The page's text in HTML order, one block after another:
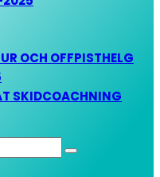
OCH OFFPISTHELG
SKIDCOACHNING